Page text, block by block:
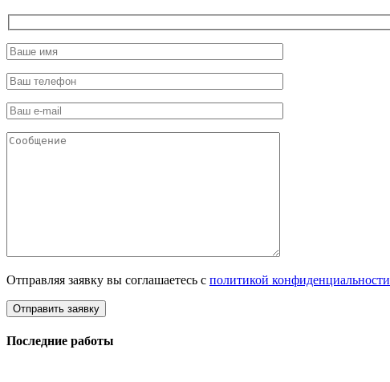
Отправляя заявку вы соглашаетесь с политикой конфиденциальности
Последние работы